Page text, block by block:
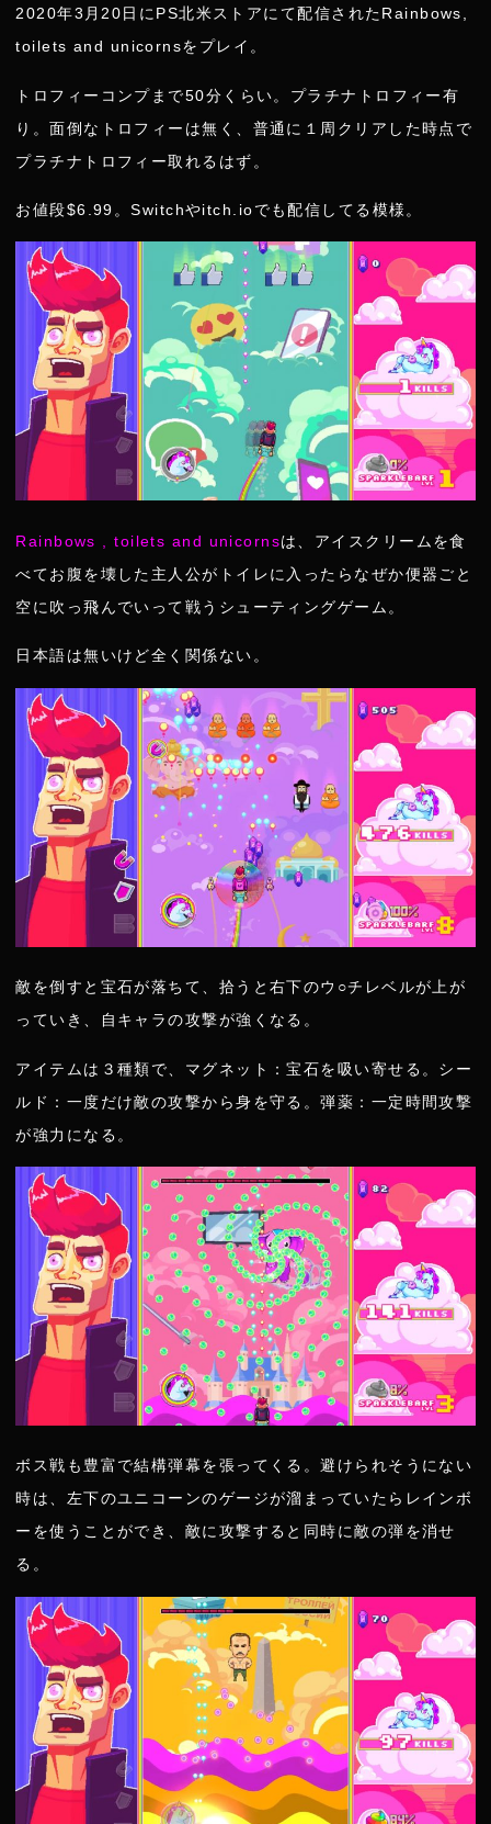
t
e
r
e
2020年3月20日にPS北米ストアにて配信されたRainbows,
toilets and unicornsをプレイ。
トロフィーコンプまで50分くらい。プラチナトロフィー有
り。面倒なトロフィーは無く、普通に１周クリアした時点で
プラチナトロフィー取れるはず。
お値段$6.99。Switchやitch.ioでも配信してる模様。
Rainbows , toilets and unicornsは、アイスクリームを食
べてお腹を壊した主人公がトイレに入ったらなぜか便器ごと
空に吹っ飛んでいって戦うシューティングゲーム。
日本語は無いけど全く関係ない。
敵を倒すと宝石が落ちて、拾うと右下のウ○チレベルが上が
っていき、自キャラの攻撃が強くなる。
アイテムは３種類で、マグネット：宝石を吸い寄せる。シー
ルド：一度だけ敵の攻撃から身を守る。弾薬：一定時間攻撃
が強力になる。
ボス戦も豊富で結構弾幕を張ってくる。避けられそうにない
時は、左下のユニコーンのゲージが溜まっていたらレインボ
ーを使うことができ、敵に攻撃すると同時に敵の弾を消せ
る。